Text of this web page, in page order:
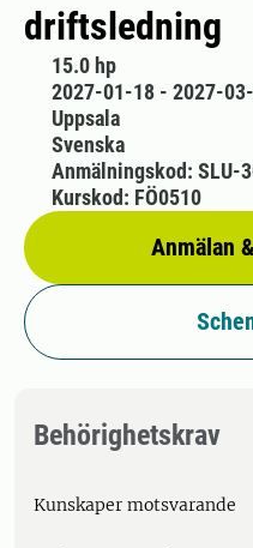
driftsledning
15.0 hp
2027-01-18 - 2027-
Uppsala
Svenska
Anmälan
Anmälningskod: SLU-
Kurskod: FÖ0510
Behörighetskrav
Kunskaper motsvarande